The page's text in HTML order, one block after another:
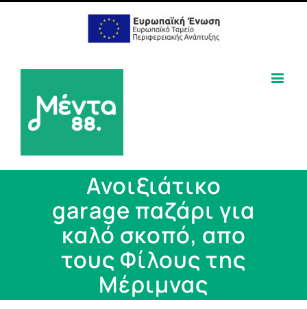
Ανοιξιάτικο
garage παζάρι για
καλό σκοπό, απο
τους Φίλους της
Μέριμνας